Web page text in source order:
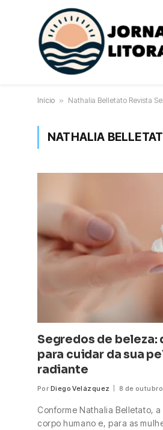
Início » Nathalia Belletato Revista
NATHALIA
Segredos de
para cuidar da sua
radiante
Por Diego Velázquez 8 de
Conforme Nathalia Belletato,
corpo humano e, para as